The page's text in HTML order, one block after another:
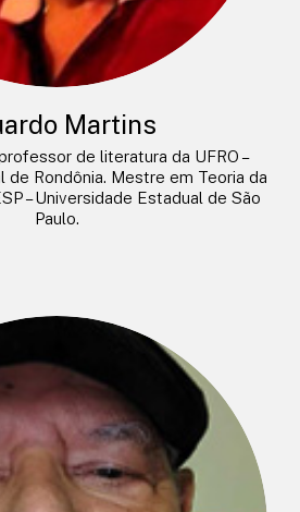
Martins
de literatura da UFRO –
de Rondônia. Mestre em Teoria da
– Universidade Estadual de São
Paulo.